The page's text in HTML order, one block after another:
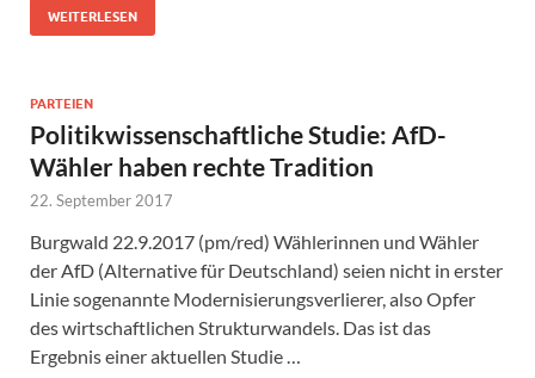
WEITERLESEN
PARTEIEN
Politikwissenschaftliche Studie: AfD-
Wähler haben rechte Tradition
22. September 2017
Burgwald 22.9.2017 (pm/red) Wählerinnen und Wähler
der AfD (Alternative für Deutschland) seien nicht in erster
Linie sogenannte Modernisierungsverlierer, also Opfer
des wirtschaftlichen Strukturwandels. Das ist das
Ergebnis einer aktuellen Studie …